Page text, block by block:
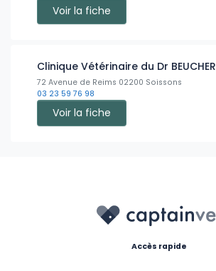
Voir la fiche
Clinique Vétérinaire du Dr BEUCHER
72 Avenue de Reims 02200 Soissons
03 23 59 76 98
Voir la fiche
Accès rapide